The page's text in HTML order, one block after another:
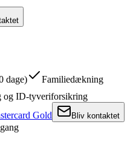
dage)
Familiedækning
og ID-tyveriforsikring
Gold Bliv kontaktet